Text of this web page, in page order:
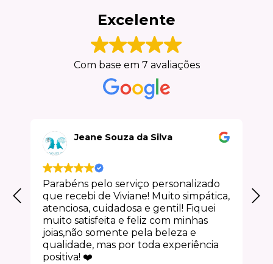
Excelente
Com base em 7 avaliações
Jeane Souza da Silva
Parabéns pelo serviço personalizado
que recebi de Viviane! Muito simpática,
atenciosa, cuidadosa e gentil! Fiquei
muito satisfeita e feliz com minhas
joias,não somente pela beleza e
qualidade, mas por toda experiência
positiva! ❤️